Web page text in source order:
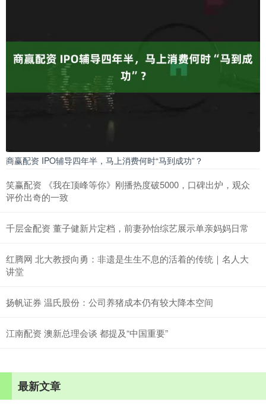
商赢配资 IPO辅导四年半，马上消费何时“马到成功”？
笑赢配资 《我在顶峰等你》刚播热度破5000，口碑出炉，观众
评价出奇的一致
千层金配资 董子健新片定档，前妻孙怡综艺展示单亲妈妈日常
红腾网 北大教授向勇：非遗是生生不息的活着的传统｜名人大
讲堂
扬帆证券 温氏股份：公司养猪成本仍有较大降本空间
江南配资 澳新总理会谈 都提及“中国重要”
最新文章